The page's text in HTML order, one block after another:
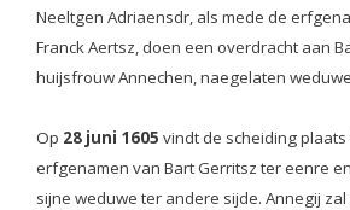
Neeltgen Adriaensdr, als mede de
Franck Aertsz, doen een overdracht aan
huijsfrouw Annechen, naegelaten
Op 28 juni 1605 vindt de scheiding
erfgenamen van Bart Gerritsz ter eenre
sijne weduwe ter andere sijde. Annegij